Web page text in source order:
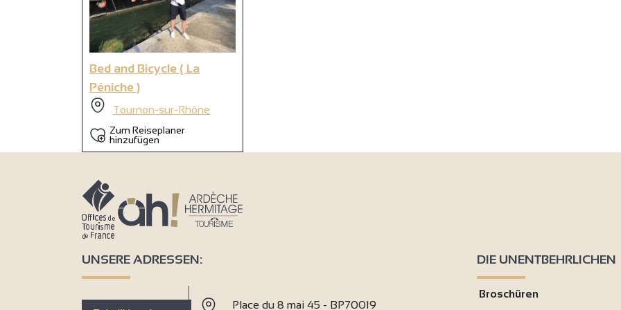
Bed and Bicycle ( La
Péniche )
Tournon-sur-Rhône
Zum Reiseplaner
hinzufügen
UNSERE ADRESSEN:
Place du 8 mai 45 - BP70019
DIE UNENTBEHRLICHEN
Broschüren